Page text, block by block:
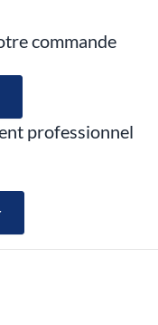
commande
professionnel